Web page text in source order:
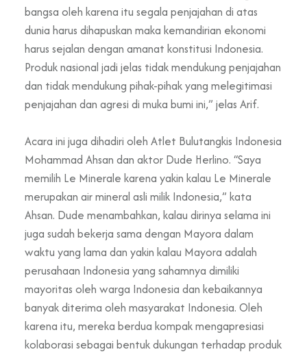
bangsa oleh karena itu segala penjajahan di atas
dunia harus dihapuskan maka kemandirian ekonomi
harus sejalan dengan amanat konstitusi Indonesia.
Produk nasional jadi jelas tidak mendukung penjajahan
dan tidak mendukung pihak-pihak yang melegitimasi
penjajahan dan agresi di muka bumi ini,” jelas Arif.
Acara ini juga dihadiri oleh Atlet Bulutangkis Indonesia
Mohammad Ahsan dan aktor Dude Herlino. “Saya
memilih Le Minerale karena yakin kalau Le Minerale
merupakan air mineral asli milik Indonesia,” kata
Ahsan. Dude menambahkan, kalau dirinya selama ini
juga sudah bekerja sama dengan Mayora dalam
waktu yang lama dan yakin kalau Mayora adalah
perusahaan Indonesia yang sahamnya dimiliki
mayoritas oleh warga Indonesia dan kebaikannya
banyak diterima oleh masyarakat Indonesia. Oleh
karena itu, mereka berdua kompak mengapresiasi
kolaborasi sebagai bentuk dukungan terhadap produk